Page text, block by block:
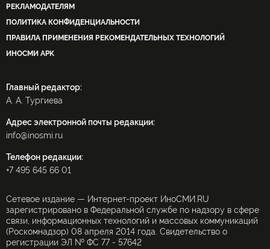
РЕКЛАМОДАТЕЛЯМ
ПОЛИТИКА КОНФИДЕНЦИАЛЬНОСТИ
ПРАВИЛА ПРИМЕНЕНИЯ РЕКОМЕНДАТЕЛЬНЫХ ТЕХНОЛОГИЙ
ИНОСМИ APK
Главный редактор:
А. А. Тургиева
Адрес электронной почты редакции:
info@inosmi.ru
Телефон редакции:
+7 495 645 66 01
Сетевое издание — Интернет-проект ИноСМИ.RU
зарегистрировано в Федеральной службе по надзору в сфере
связи, информационных технологий и массовых коммуникаций
(Роскомнадзор) 08 апреля 2014 года. Свидетельство о
регистрации ЭЛ № ФС 77 - 57642